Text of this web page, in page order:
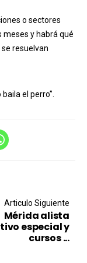
o sectores
y habrá qué
resuelvan
el perro”.
Articulo Siguiente
Mérida alista
especial y
cursos ...